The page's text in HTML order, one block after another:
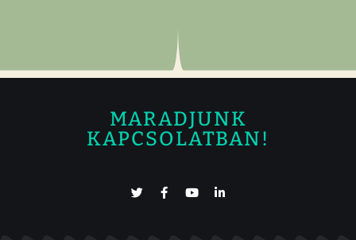
MARADJUNK
KAPCSOLATBAN!